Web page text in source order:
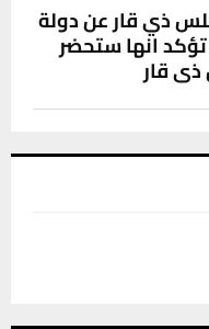
ذي قار عن دولة
انها ستحضر
قار